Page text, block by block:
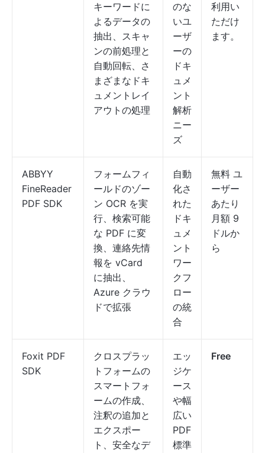
キーワードに
よるデータの
抽出、スキャ
ンの前処理と
自動回転、さ
まざまなドキ
ュメントレイ
アウトの処理
のな
いユ
ーザ
ーの
ドキ
ュメ
ント
解析
ニー
ズ
利用い
ただけ
ます。
ABBYY
FineReader
PDF SDK
フォームフィ
ールドのゾー
ン OCR を実
行、検索可能
な PDF に変
換、連絡先情
報を vCard
に抽出、
Azure クラウ
ドで拡張
自動
化さ
れた
ドキ
ュメ
ント
ワー
クフ
ロー
の統
合
無料 ユ
ーザー
あたり
月額 9
ドルか
ら
Foxit PDF
SDK
クロスプラッ
トフォームの
スマートフォ
ームの作成、
注釈の追加と
エクスポー
ト、安全なデ
エッ
ジケ
ース
や幅
広い
PDF
標準
Free